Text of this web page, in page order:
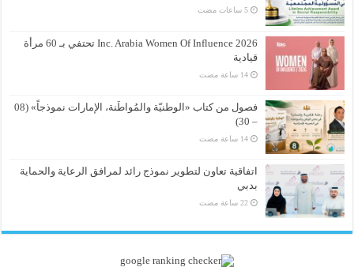
Inc. Arabia Women Of Influence 2026 تحتفي بـ 60 مرأة
قيادية
فصول من كتاب «الوطنيّة والمُواطَنة، الإمارات نموذجاً» (08
– 30)
اتفاقية تعاون لتطوير نموذج رائد لمرافق الرعاية والحماية
بدبي